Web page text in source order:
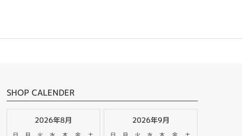
SHOP CALENDER
2026年8月 2026年9月